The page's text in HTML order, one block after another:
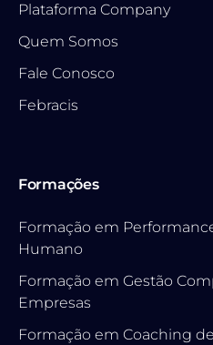
Plataforma Company
Quem Somos
Fale Conosco
Febracis
Formações
Formação em
Humano
Formação em Gestão
Empresas
Formação em Coaching